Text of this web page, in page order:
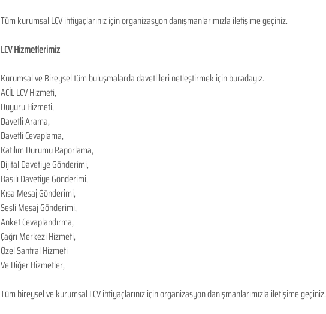
Tüm kurumsal LCV ihtiyaçlarınız için organizasyon danışmanlarımızla iletişime geçiniz.
LCV Hizmetlerimiz
Kurumsal ve Bireysel tüm buluşmalarda davetlileri netleştirmek için buradayız.
ACİL LCV Hizmeti,
Duyuru Hizmeti,
Davetli Arama,
Davetli Cevaplama,
Katılım Durumu Raporlama,
Dijital Davetiye Gönderimi,
Basılı Davetiye Gönderimi,
Kısa Mesaj Gönderimi,
Sesli Mesaj Gönderimi,
Anket Cevaplandırma,
Çağrı Merkezi Hizmeti,
Özel Santral Hizmeti
Ve Diğer Hizmetler,
​Tüm bireysel ve kurumsal LCV ihtiyaçlarınız için organizasyon danışmanlarımızla iletişime geçiniz.